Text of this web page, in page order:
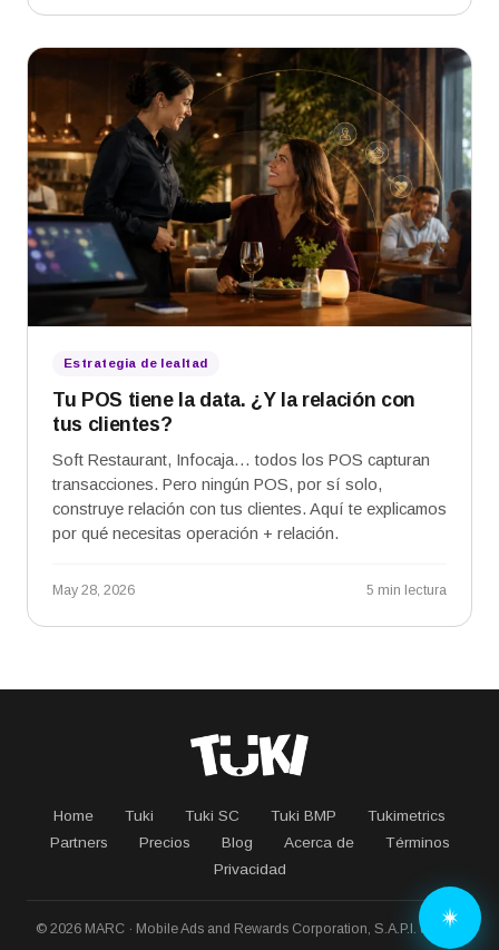
Estrategia de lealtad
Tu POS tiene la data. ¿Y la relación con
tus clientes?
Soft Restaurant, Infocaja… todos los POS capturan
transacciones. Pero ningún POS, por sí solo,
construye relación con tus clientes. Aquí te explicamos
por qué necesitas operación + relación.
May 28, 2026 5 min lectura
Home Tuki Tuki SC Tuki BMP
Tukimetrics
Partners
Precios Blog Acerca de
Términos
Privacidad
© 2026 MARC · Mobile Ads and Rewards Corporation, S.A.P.I. de C.V.